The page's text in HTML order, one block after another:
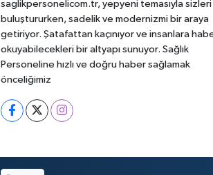
saglikpersonelicom.tr, yepyeni temasıyla sizleri
buluştururken, sadelik ve modernizmi bir araya
getiriyor. Şatafattan kaçınıyor ve insanlara
okuyabilecekleri bir altyapı sunuyor. Sağlık
Personeline hızlı ve doğru haber sağlamak
önceliğimiz